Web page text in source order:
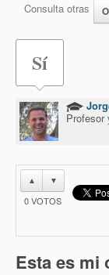
Consulta otras
Sí
Profesor
▲ ▼
0VOTOS
Esta es mi